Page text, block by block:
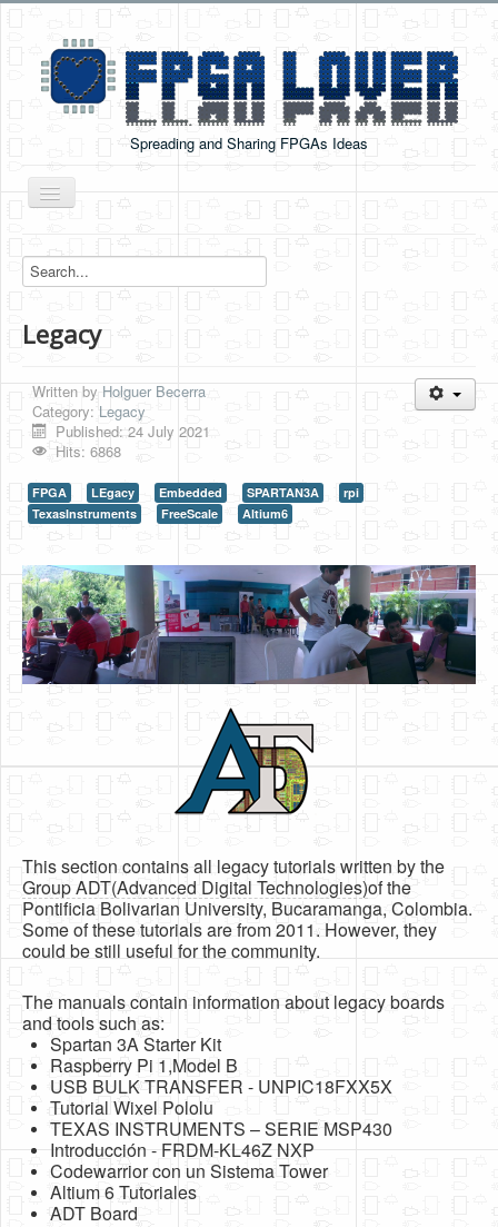
Spreading and Sharing FPGAs Ideas
Toggle
Navigation
Boards Tutorials
DE0-NANO
Cyclone V GX Starter Kit
Arduino Boards
PYNQ-Z2
HLS
HLS Intro
IP Cores
Projects
Simple Video Game
Accelerometer Vpython
PC Engine
N64 Controller Module
Software
Coding USB-Serial using Android Studio
LFSRs, Cryptology in Python Part 1
Retro
OS
Misc
Legacy
Written byHolguer Becerra
Category: Legacy
Published: 24 July 2021
Hits: 6868
FPGA LEgacy Embedded SPARTAN3A
rpi
TexasInstruments
FreeScale Altium6
This section contains all legacy tutorials written by the
Group ADT(Advanced Digital Technologies)of the
Pontificia Bolivarian University, Bucaramanga, Colombia.
Some of these tutorials are from 2011. However, they
could be still useful for the community.
The manuals contain information about legacy boards
and tools such as:
Spartan 3A Starter Kit
Raspberry Pi 1,Model B
USB BULK TRANSFER - UNPIC18FXX5X
Tutorial Wixel Pololu
TEXAS INSTRUMENTS – SERIE MSP430
Introducción - FRDM-KL46Z NXP
Codewarrior con un Sistema Tower
Altium 6 Tutoriales
ADT Board